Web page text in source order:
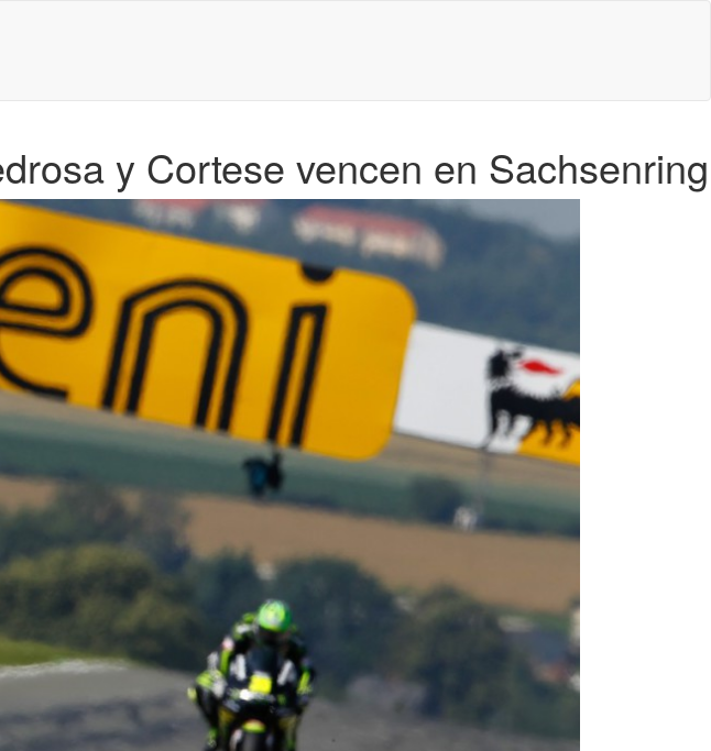
y Cortese vencen en Sachsenring